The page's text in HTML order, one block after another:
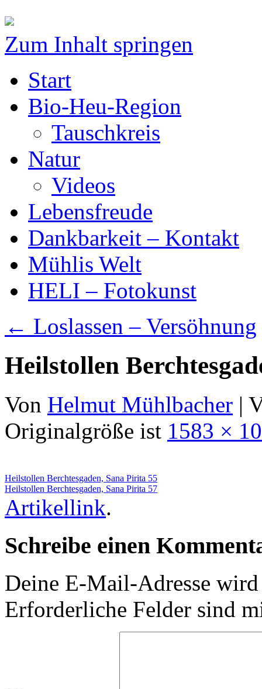
Zum Inhalt springen
Start
Bio-Heu-Region
Tauschkreis
Natur
Videos
Lebensfreude
Dankbarkeit – Kontakt
Mühlis Welt
HELI – Fotokunst
← Loslassen – Versöhnung
Heilstollen
Von Helmut Mühlbacher |
Originalgröße ist 1583 ×
Heilstollen Berchtesgaden, Sana Pirita 55
Heilstollen Berchtesgaden, Sana Pirita 57
Artikellink.
Schreibe einen
Deine E-Mail-Adresse
Erforderliche Felder sind